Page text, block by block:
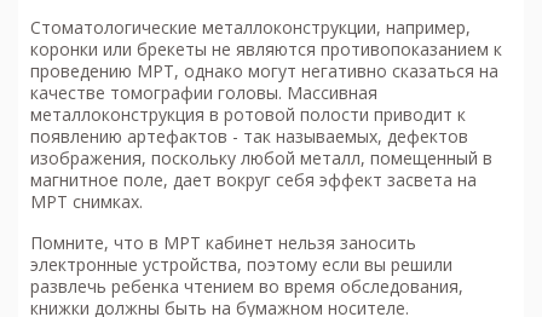
Стоматологические металлоконструкции, например,
коронки или брекеты не являются противопоказанием к
проведению МРТ, однако могут негативно сказаться на
качестве томографии головы. Массивная
металлоконструкция в ротовой полости приводит к
появлению артефактов - так называемых, дефектов
изображения, поскольку любой металл, помещенный в
магнитное поле, дает вокруг себя эффект засвета на
МРТ снимках.
Помните, что в МРТ кабинет нельзя заносить
электронные устройства, поэтому если вы решили
развлечь ребенка чтением во время обследования,
книжки должны быть на бумажном носителе.